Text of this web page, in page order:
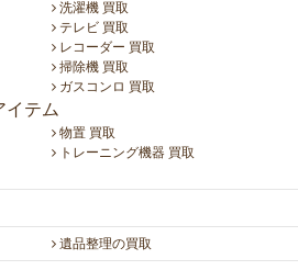
洗濯機 買取
テレビ 買取
レコーダー 買取
掃除機 買取
ガスコンロ 買取
イテム
物置 買取
トレーニング機器 買取
遺品整理の買取